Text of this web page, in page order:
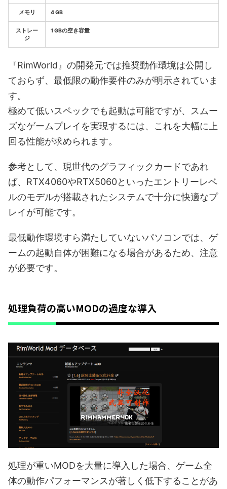
メモリ 4 GB
ストレー
ジ
1 GBの空き容量
『RimWorld』の開発元では推奨動作環境は公開し
ておらず、最低限の動作要件のみが明示されていま
す。
極めて低いスペックでも起動は可能ですが、スムー
ズなゲームプレイを実現するには、これを大幅に上
回る性能が求められます。
参考として、現世代のグラフィックカードであれ
ば、RTX4060やRTX5060といったエントリーレベ
ルのモデルが搭載されたシステムで十分に快適なプ
レイが可能です。
最低動作環境すら満たしていないパソコンでは、ゲ
ームの起動自体が困難になる場合があるため、注意
が必要です。
処理負荷の高いMODの過度な導入
処理が重いMODを大量に導入した場合、ゲーム全
体の動作パフォーマンスが著しく低下することがあ